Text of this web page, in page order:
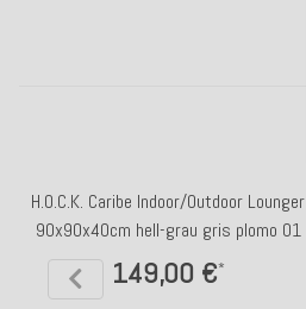
H.O.C.K. Caribe Indoor/Outdoor Lounger
90x90x40cm hell-grau gris plomo 01
149,00 €*